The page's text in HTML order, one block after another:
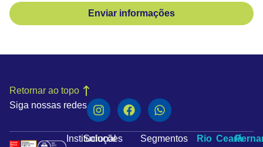
Enviar informações
Siga nossas redes
Retornar ao topo
Institucional
Soluções Segmentos
Rio Ceará